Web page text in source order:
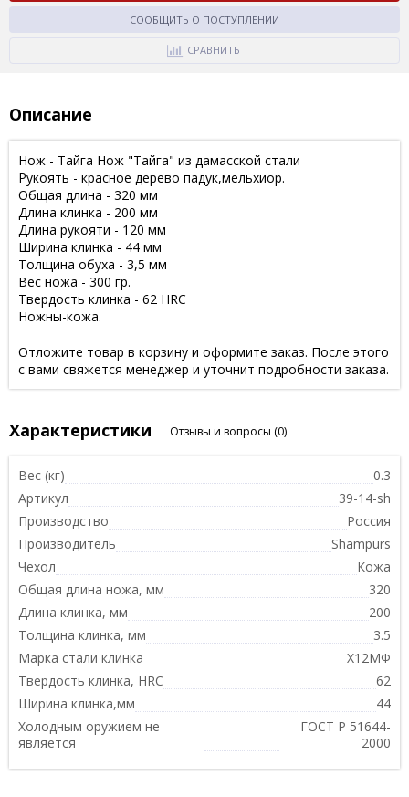
СООБЩИТЬ О ПОСТУПЛЕНИИ
СРАВНИТЬ
Описание
Нож - Тайга Нож "Тайга" из дамасской стали
Рукоять - красное дерево падук,мельхиор.
Общая длина - 320 мм
Длина клинка - 200 мм
Длина рукояти - 120 мм
Ширина клинка - 44 мм
Толщина обуха - 3,5 мм
Вес ножа - 300 гр.
Твердость клинка - 62 HRC
Ножны-кожа.
Отложите товар в корзину и оформите заказ. После этого
с вами свяжется менеджер и уточнит подробности заказа.
Характеристики Отзывы и вопросы (0)
Вес (кг)
0.3
Артикул
39-14-sh
Производство
Россия
Производитель
Shampurs
Чехол
Кожа
Общая длина ножа, мм
320
Длина клинка, мм
200
Толщина клинка, мм
3.5
Марка стали клинка
Х12МФ
Твердость клинка, HRC
62
Ширина клинка,мм
44
Холодным оружием не
является
ГОСТ Р 51644-
2000